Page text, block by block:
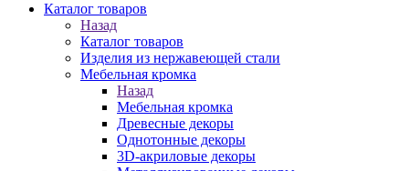
Каталог товаров
Назад
Каталог товаров
Изделия из нержавеющей стали
Мебельная кромка
Назад
Мебельная кромка
Древесные декоры
Однотонные декоры
3D-акриловые декоры